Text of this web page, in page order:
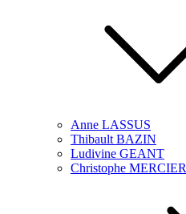
Anne LASSUS
Thibault BAZIN
Ludivine GEANT
Christophe MERCIER